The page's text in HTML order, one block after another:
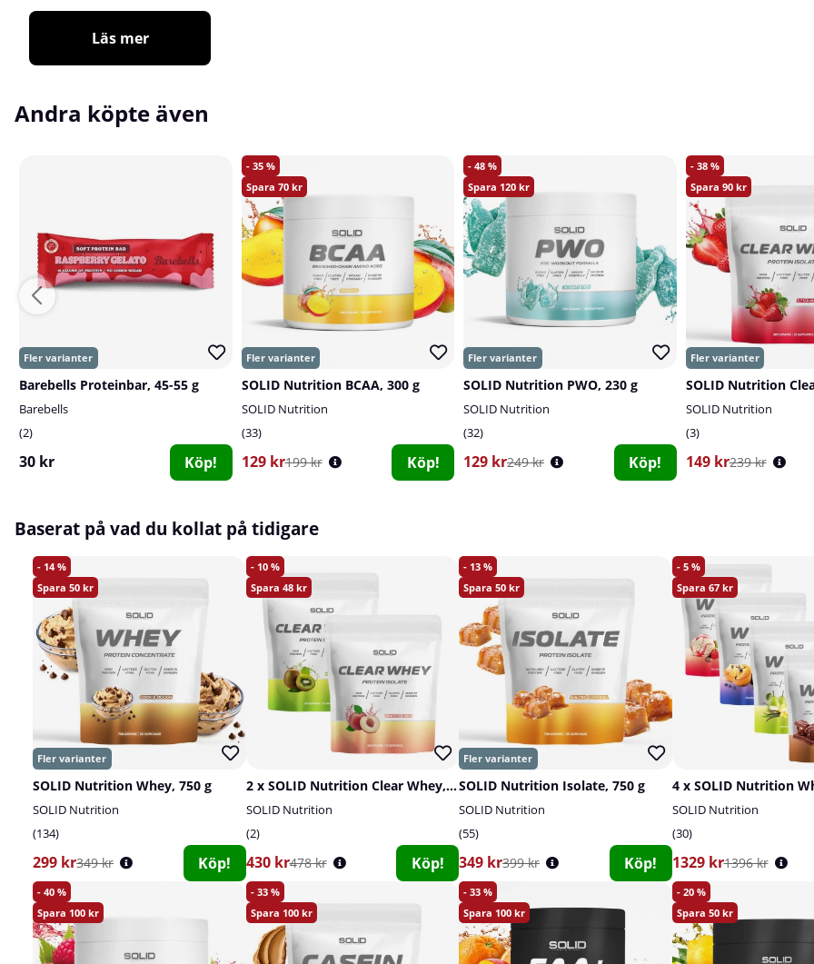
Läs mer
Andra köpte även
Barebells Proteinbar, 45-55 g
Barebells
2
30 kr Köp!
35
70
SOLID Nutrition BCAA, 300 g
SOLID Nutrition
33
129 kr199 kr Köp!
48
120
SOLID Nutrition PWO, 230 g
SOLID Nutrition
32
129 kr249 kr Köp!
38
90
SOLID Nutrition
3
149 kr239 kr
Baserat på vad du kollat på tidigare
14
50
SOLID Nutrition Whey, 750 g
SOLID Nutrition
134
299 kr349 kr Köp!
10
48
2 x SOLID Nutrition Clear Whey, 300 g
SOLID Nutrition
2
430 kr478 kr Köp!
13
50
SOLID Nutrition Isolate, 750 g
SOLID Nutrition
55
349 kr399 kr Köp!
5
67
4 x SOLID Nutrition
SOLID Nutrition
30
1329 kr1396 kr
40
100
33
100
33
100
20
50